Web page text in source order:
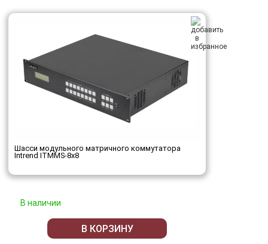
Шасси модульного матричного коммутатора
Intrend ITMMS-8x8
В наличии
В КОРЗИНУ